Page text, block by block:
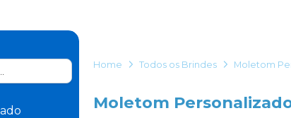
Home Todos os Brindes Moletom
Moletom